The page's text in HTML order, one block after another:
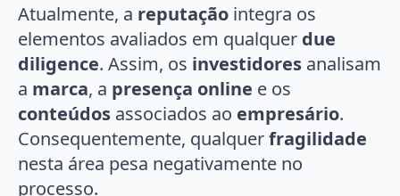
Atualmente, a reputação integra os
elementos avaliados em qualquer due
diligence. Assim, os investidores analisam
a marca, a presença online e os
conteúdos associados ao empresário.
Consequentemente, qualquerfragilidade
nesta área pesa negativamente no
processo.